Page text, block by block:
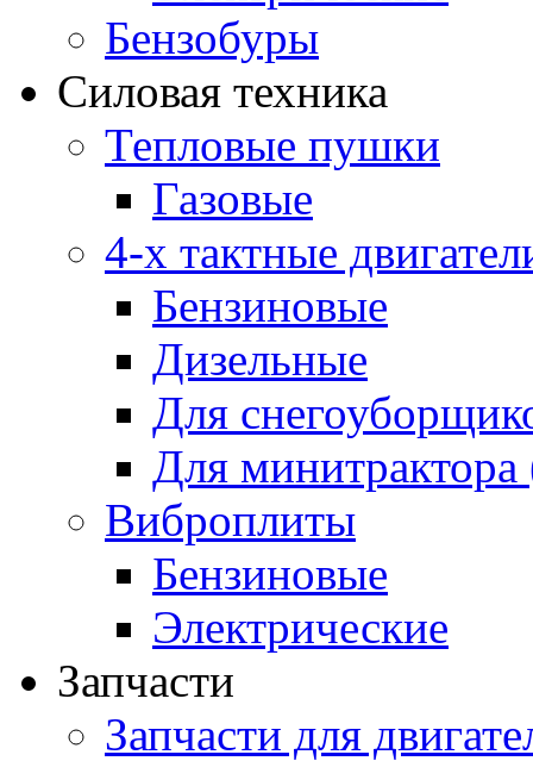
Бензобуры
Силовая техника
Тепловые пушки
Газовые
4-х тактные
Бензиновые
Дизельные
Для
Для минитрактора
Виброплиты
Бензиновые
Электрические
Запчасти
Запчасти для